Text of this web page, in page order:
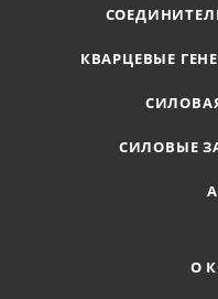
КВАРЦЕВЫЕ
СИЛОВЫЕ
О